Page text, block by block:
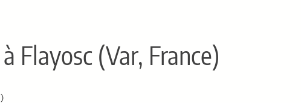
à Flayosc (Var, France)